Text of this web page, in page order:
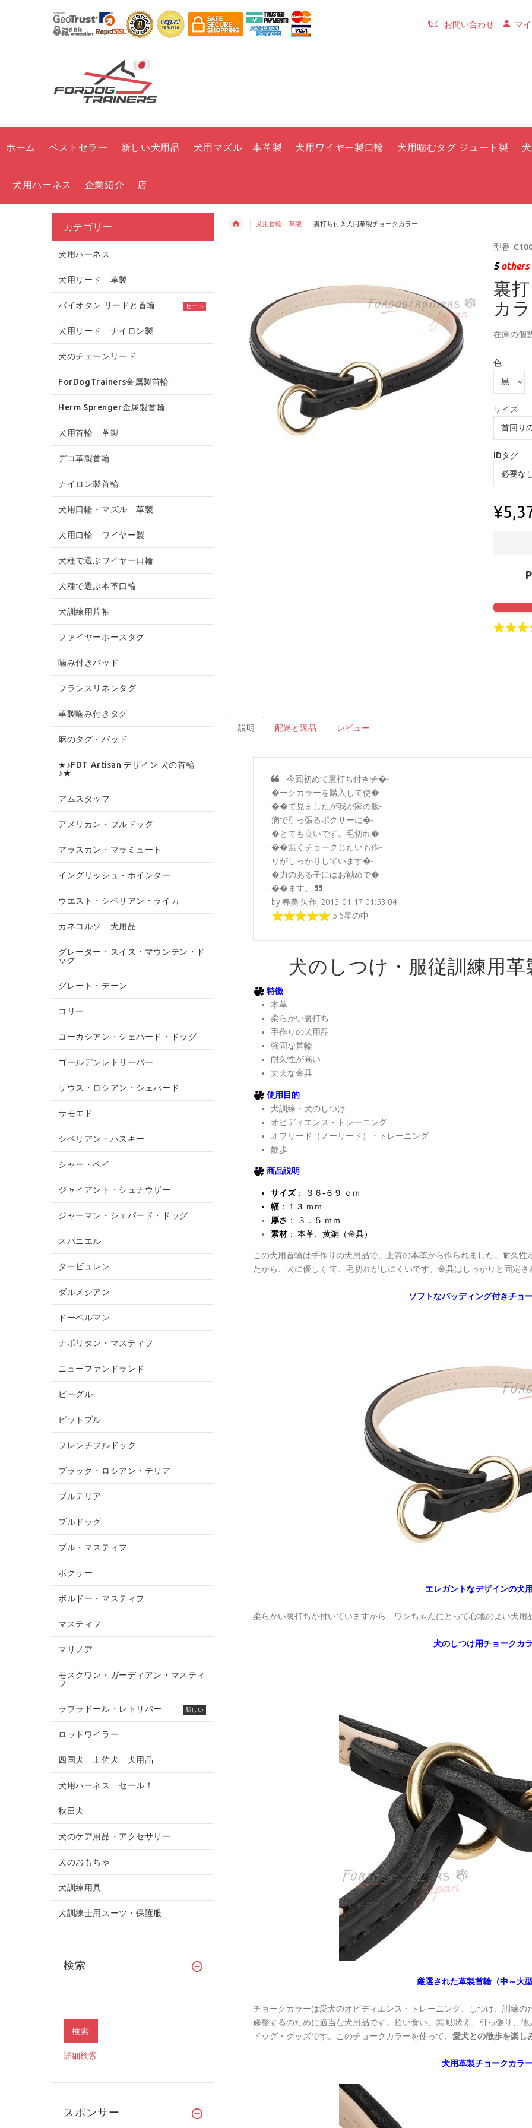
お問い合わせ マ
ホーム ベストセラー 新しい犬用品 犬用マズル 本革製 犬用ワイヤー製口輪 犬用噛むタグ ジュート製
犬用ハーネス 企業紹介 店
犬用首輪 革製 裏打ち付き犬用革製チョークカラー
型番:
5others
裏
カ
在庫の個
色
サイズ
IDタグ
Click to
説明 配送と返品 レビュー
今回初めて裏打ち付きチ�-
�ークカラーを購入して使�-
��て見ましたが我が家の臆-
病で引っ張るボクサーに�-
�とても良いです。毛切れ�-
��無くチョークじたいも作-
りがしっかりしています�-
�力のある子にはお勧めで�-
��ます。
by 春美 矢作, 2013-01-17 01:53:04
5 5星の中
犬のしつけ・服従訓練用
特徴
本革
柔らかい裏打ち
手作りの犬用品
強固な首輪
耐久性が高い
丈夫な金具
使用目的
犬訓練・犬のしつけ
オビディエンス・トレーニング
オフリード（ノーリード）・トレーニング
散歩
商品説明
サイズ： ３６‐６９ ｃｍ
幅：１３ ｍｍ
厚さ ： ３．５ ｍｍ
素材： 本革、黄銅（金具）
この犬用首輪は手作りの犬用品で、上質の本革から作られました。耐久
たから、犬に優しく て、毛切れがしにくいです。金具はしっかりと固定
ソフトなパッディング付きチョ
エレガントなデザインの犬
柔らかい裏打ちが付いていますから、ワンちゃんにとって心地のよい犬用
犬のしつけ用チョークカ
厳選された革製首輪（中～大
チョークカラーは愛犬のオビディエンス・トレーニング、しつけ、訓練
修整するのために適当な犬用品です。拾い食い、無 駄吠え、引っ張り、
ドッグ・グッズです。このチョークカラーを使って、 愛犬との散歩を楽し
犬用革製チョークカラ
カテゴリー
犬用ハーネス
犬用リード 革製
バイオタン リードと首輪 セール
犬用リード ナイロン製
犬のチェーンリード
ForDogTrainers金属製首輪
Herm Sprenger金属製首輪
犬用首輪 革製
デコ革製首輪
ナイロン製首輪
犬用口輪・マズル 革製
犬用口輪 ワイヤー製
犬種で選ぶワイヤー口輪
犬種で選ぶ本革口輪
犬訓練用片袖
ファイヤーホースタグ
噛み付きパッド
フランスリネンタグ
革製噛み付きタグ
麻のタグ・パッド
★♪FDT Artisan デザイン 犬の首輪
♪★
アムスタッフ
アメリカン・ブルドッグ
アラスカン・マラミュート
イングリッシュ・ポインター
ウエスト・シベリアン・ライカ
カネコルソ 犬用品
グレーター・スイス・マウンテン・ド
ッグ
グレート・デーン
コリー
コーカシアン・シェパード・ドッグ
ゴールデンレトリーバー
サウス・ロシアン・シェパード
サモエド
シベリアン・ハスキー
シャー・ペイ
ジャイアント・シュナウザー
ジャーマン・シェパード・ドッグ
スパニエル
タービュレン
ダルメシアン
ドーベルマン
ナポリタン・マスティフ
ニューファンドランド
ビーグル
ピットブル
フレンチブルドック
ブラック・ロシアン・テリア
ブルテリア
ブルドッグ
ブル・マスティフ
ボクサー
ボルドー・マスティフ
マスティフ
マリノア
モスクワン・ガーディアン・マスティ
フ
ラブラドール・レトリバー 新しい
ロットワイラー
四国犬 土佐犬 犬用品
犬用ハーネス セール！
秋田犬
犬のケア用品・アクセサリー
犬のおもちゃ
犬訓練用具
犬訓練士用スーツ・保護服
検索
詳細検索
スポンサー